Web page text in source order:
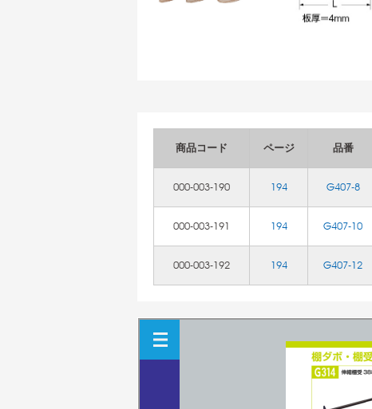
商品コード ページ 品番
000-003-190 194 G407-8
000-003-191 194 G407-10
000-003-192 194 G407-12